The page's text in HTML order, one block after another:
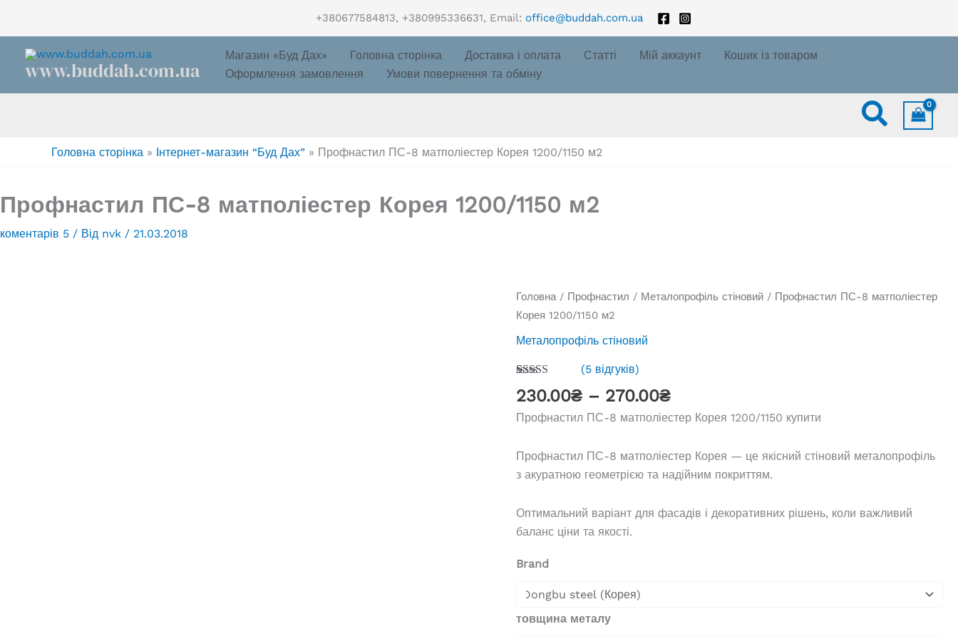
вмісту
+380677584813, +380995336631, Email: office@buddah.com.ua
www.buddah.com.ua
Магазин «Буд Дах» Головна сторінка Доставка і оплата Статті Мій аккаунт
Кошик із товаром
Оформлення замовлення
Умови повернення та обміну
Пошук
Головна сторінка » Інтернет-магазин “Буд Дах” » Профнастил ПС-8 матполіестер Корея 1200/1150 м2
Профнастил ПС-8 матполіестер Корея 1200/1150 м2
коментарів 5 / Від nvk / 21.03.2018
Головна/ Профнастил / Металопрофіль стіновий / Профнастил ПС-8 матполіестер
Корея 1200/1150 м2
Металопрофіль стіновий
4.00з 5
опитування
(5відгуків)
230.00₴ – 270.00₴Діапазон
цін:
230.00₴
до
270.00₴
Профнастил ПС-8 матполіестер Корея 1200/1150 купити
Профнастил ПС-8 матполіестер Корея — це якісний стіновий металопрофіль
з акуратною геометрією та надійним покриттям.
Оптимальний варіант для фасадів і декоративних рішень, коли важливий
баланс ціни та якості.
Brand
товщина металу